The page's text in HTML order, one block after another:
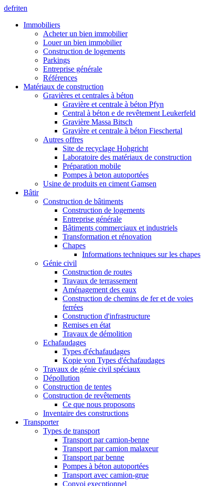
defriten
Immobiliers
Acheter un bien immobilier
Louer un bien immobilier
Construction de logements
Parkings
Entreprise générale
Références
Matériaux de construction
Gravières et centrales à béton
Gravière et centrale à béton Pfyn
Central à béton e de revêtement Leukerfeld
Gravière Massa Bitsch
Gravière et centrale à béton Fieschertal
Autres offres
Site de recyclage Hohgricht
Laboratoire des matériaux de construction
Préparation mobile
Pompes à beton autoportées
Usine de produits en ciment Gamsen
Bâtir
Construction de bâtiments
Construction de logements
Entreprise générale
Bâtiments commerciaux et industriels
Transformation et rénovation
Chapes
Informations techniques sur les chapes
Génie civil
Construction de routes
Travaux de terrassement
Aménagement des eaux
Construction de chemins de fer et de voies
ferrées
Construction d'infrastructure
Remises en état
Travaux de démolition
Echafaudages
Types d'échafaudages
Kopie von Types d'échafaudages
Travaux de génie civil spéciaux
Dépollution
Construction de tentes
Construction de revêtements
Ce que nous proposons
Inventaire des constructions
Transporter
Types de transport
Transport par camion-benne
Transport par camion malaxeur
Transport par benne
Pompes à béton autoportées
Transport avec camion-grue
Convoi execptionnel